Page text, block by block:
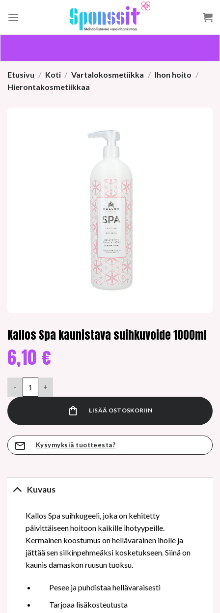
Etusivu / Koti / Vartalokosmetiikka / Ihon hoito /
Hierontakosmetiikkaa
Kallos Spa kaunistava suihkuvoide 1000ml
6,10 €
LISÄÄ OSTOSKORIIN
Kysymyksiä tuotteesta?
Kuvaus
Kallos Spa suihkugeeli, joka on kehitetty
päivittäiseen hoitoon kaikille ihotyypeille.
Kermainen koostumus on hellävarainen iholle ja
jättää sen silkinpehmeäksi kosketukseen. Siinä on
kaunis damaskon ruusun tuoksu.
Pesee ja puhdistaa hellävaraisesti
Tarjoaa lisäkosteutusta